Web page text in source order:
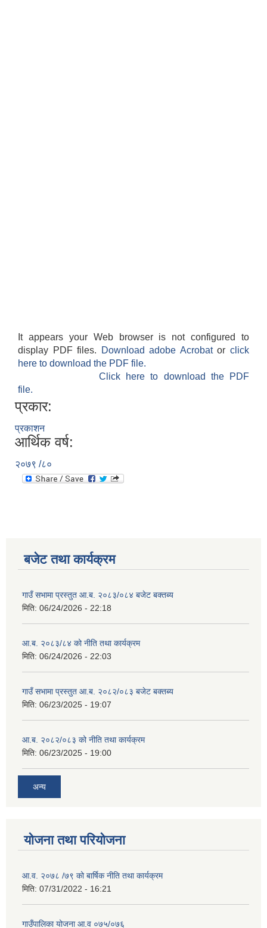
It appears your Web browser is not configured to
display PDF files.
Download adobe Acrobatorclick
here to download the PDF file.
Click here to download the PDF
file.
प्रकार:
प्रकाशन
आर्थिक वर्ष:
२०७९ /८०
बजेट तथा कार्यक्रम
गाउँ सभामा प्रस्तुत आ.ब. २०८३/०८४ बजेट बक्तब्य
मिति: 06/24/2026 - 22:18
आ.ब. २०८३/८४ को नीति तथा कार्यक्रम
मिति: 06/24/2026 - 22:03
गाउँ सभामा प्रस्तुत आ.ब. २०८२/०८३ बजेट बक्तब्य
मिति: 06/23/2025 - 19:07
आ.ब. २०८२/०८३ को नीति तथा कार्यक्रम
मिति: 06/23/2025 - 19:00
अन्य
योजना तथा परियोजना
आ.व. २०७८ /७९ को बार्षिक नीति तथा कार्यक्रम
मिति: 07/31/2022 - 16:21
गाउँपालिका योजना आ.व ०७५/०७६